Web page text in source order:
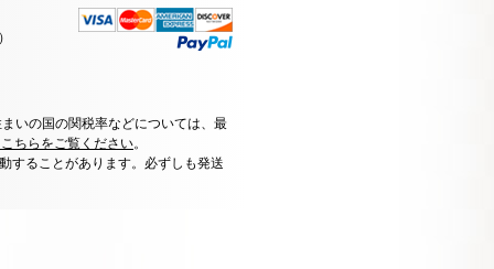
いの国の関税率などについては、最
ちらをご覧ください。
することがあります。必ずしも発送